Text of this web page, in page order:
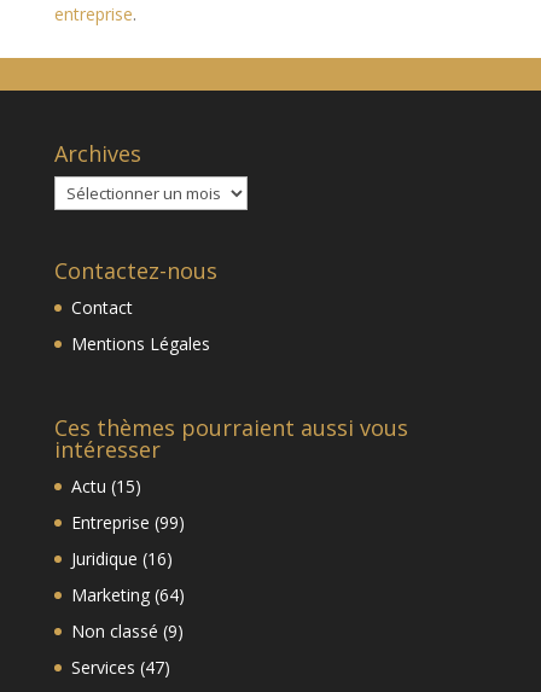
entreprise.
Archives
Archives
Contactez-nous
Contact
Mentions Légales
Ces thèmes pourraient aussi vous
intéresser
Actu (15)
Entreprise (99)
Juridique (16)
Marketing(64)
Non classé (9)
Services (47)